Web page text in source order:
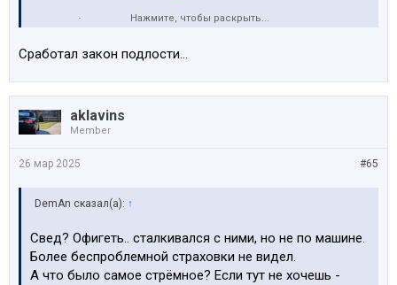
По пробегу в месяц у меня получается наверно около
недели, бак на 400-450 км гдето хватает. Честно
говоря километры не считал но если так грубо -
машину купил с пробегом в 77к, сейчас гдето 110к то
есть 33к с января 23 года. Первый год жил за
городом, выходило больше. так что да, сейчас около
штуки в месяц накатываю. Хотя кажется никуда не
езжу, офис не далеко от дома.
Страховка Swedbank. В результате я выкупил у них
на тот момент казалось, что могу круто выйти в плюс.
Нажмите, чтобы раскрыть...
Сработал закон подлости…
aklavins
Member
#65
26 мар 2025
DemAn сказал(а): ↑
Свед? Офигеть.. сталкивался с ними, но не по машине.
Более беспроблемной страховки не видел.
А что было самое стрёмное? Если тут не хочешь -